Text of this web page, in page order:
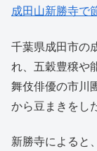
成田山新勝寺で
千葉県成田市の
れ、五穀豊穣や
舞伎俳優の市川
から豆まきをし
新勝寺によると